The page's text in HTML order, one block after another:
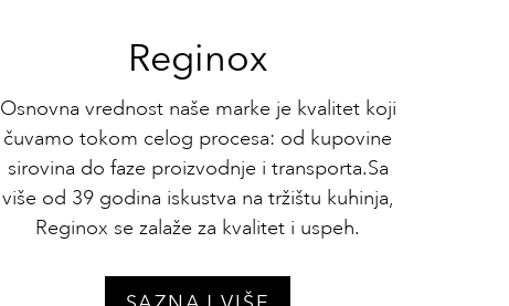
Reginox
Osnovna vrednost naše marke je kvalitet koji
čuvamo tokom celog procesa: od kupovine
sirovina do faze proizvodnje i transporta.Sa
više od 39 godina iskustva na tržištu kuhinja,
Reginox se zalaže za kvalitet i uspeh.